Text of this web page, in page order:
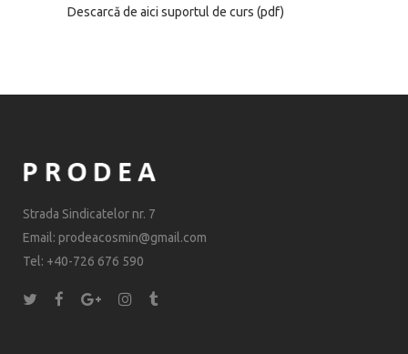
Descarcă de aici suportul de curs (pdf)
Strada Sindicatelor nr. 7
Email: prodeacosmin@gmail.com
Tel: +40-726 676 590